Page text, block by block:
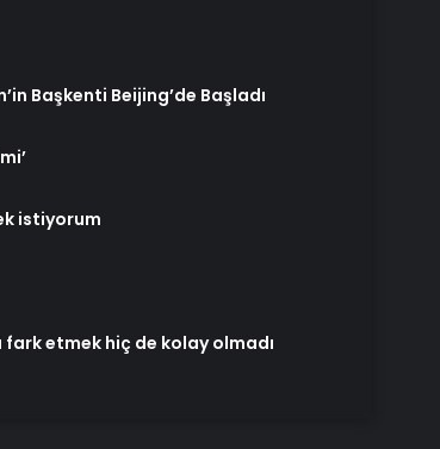
Başkenti Beijing’de Başladı
istiyorum
etmek hiç de kolay olmadı